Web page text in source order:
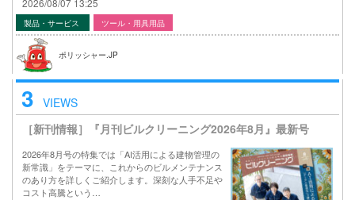
2026/08/07 13:25
製品・サービス ツール・用具用品
ポリッシャー.JP
3 VIEWS
［新刊情報］『月刊ビルクリーニング2026年8月』最新号
2026年8月号の特集では「AI活用による建物管理の
新常識」をテーマに、これからのビルメンテナンス
のあり方を詳しくご紹介します。深刻な人手不足や
コスト高騰という…